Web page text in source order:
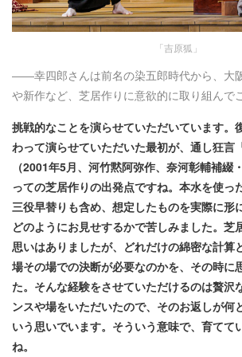
「吉原狐」
――幸四郎さんは前名の染五郎時代から、大
や新作など、芝居作りに意欲的に取り組んで
挑戦的なことを演らせていただいています。
わって演らせていただいた最初が、通し狂言
（2001年5月、河竹黙阿弥作、奈河彰輔補綴
っての芝居作りの出発点ですね。本水を使っ
三役早替りも含め、想定したものを実際に形
どのようにお見せするかで苦しみました。芝
思いはありましたが、どれだけの綿密な計算
場その場での決断が必要なのかを、その時に
た。そんな経験をさせていただけるのは贅沢
ンスや場をいただいたので、そのお返しが何
いう思いでいます。そういう意味で、育てて
ね。